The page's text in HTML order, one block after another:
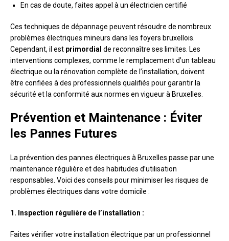
En cas de doute, faites appel à un électricien certifié
Ces techniques de dépannage peuvent résoudre de nombreux
problèmes électriques mineurs dans les foyers bruxellois.
Cependant, il est primordial de reconnaître ses limites. Les
interventions complexes, comme le remplacement d’un tableau
électrique ou la rénovation complète de l’installation, doivent
être confiées à des professionnels qualifiés pour garantir la
sécurité et la conformité aux normes en vigueur à Bruxelles.
Prévention et Maintenance : Éviter
les Pannes Futures
La prévention des pannes électriques à Bruxelles passe par une
maintenance régulière et des habitudes d’utilisation
responsables. Voici des conseils pour minimiser les risques de
problèmes électriques dans votre domicile :
1. Inspection régulière de l’installation :
Faites vérifier votre installation électrique par un professionnel